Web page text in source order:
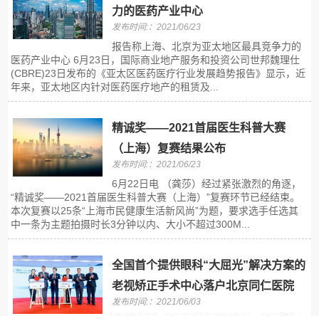
力的医药产业中心
发布时间:：2021/06/23
报告称上海、北京为亚太地区最具竞争力的
医药产业中心 6月23日，国际商业地产服务和投资公司世邦魏理仕
(CBRE)23日发布的《亚太区医药医疗行业发展趋势报告》显示，近
年来，亚太地区内针对医药医疗地产的租赁及...
精诚奖——2021首届医生科普大赛
（上海）复赛结果公布
发布时间:：2021/06/23
6月22日电 （龚莎）经过紧张激烈的角逐，
“精诚奖——2021首届医生科普大赛（上海）”复赛环节已经结束。
本次复赛以25条“上海市民健康生活新风尚”为题，要求选手任选其
中一条为主题拍摄时长3分钟以内、大小不超过300M...
全国首个提供眼科“大屈光”解决方案的
老视矫正手术中心落户北京同仁医院
发布时间:：2021/06/03